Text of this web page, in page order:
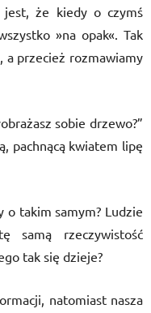
jest, że kiedy o czymś
»na opak«. Tak
a przecież rozmawiamy
sobie drzewo?”
pachnącą kwiatem lipę
o takim samym? Ludzie
samą rzeczywistość
tak się dzieje?
natomiast nasza